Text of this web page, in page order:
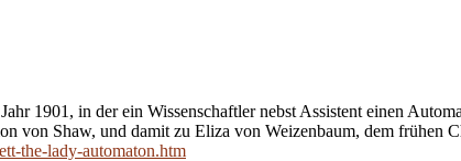
1901, in der ein Wissenschaftler nebst Assistent einen
von Shaw, und damit zu Eliza von Weizenbaum, dem frühen
the-lady-automaton.htm